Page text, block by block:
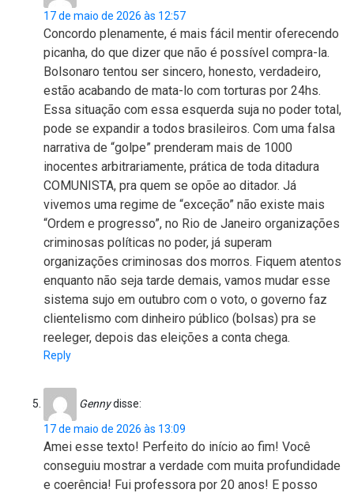
17 de maio de 2026 às 12:57
Concordo plenamente, é mais fácil mentir oferecendo
picanha, do que dizer que não é possível compra-la.
Bolsonaro tentou ser sincero, honesto, verdadeiro,
estão acabando de mata-lo com torturas por 24hs.
Essa situação com essa esquerda suja no poder total,
pode se expandir a todos brasileiros. Com uma falsa
narrativa de “golpe” prenderam mais de 1000
inocentes arbitrariamente, prática de toda ditadura
COMUNISTA, pra quem se opõe ao ditador. Já
vivemos uma regime de “exceção” não existe mais
“Ordem e progresso”, no Rio de Janeiro organizações
criminosas políticas no poder, já superam
organizações criminosas dos morros. Fiquem atentos
enquanto não seja tarde demais, vamos mudar esse
sistema sujo em outubro com o voto, o governo faz
clientelismo com dinheiro público (bolsas) pra se
reeleger, depois das eleições a conta chega.
Reply
Gennydisse:
17 de maio de 2026 às 13:09
Amei esse texto! Perfeito do início ao fim! Você
conseguiu mostrar a verdade com muita profundidade
e coerência! Fui professora por 20 anos! E posso